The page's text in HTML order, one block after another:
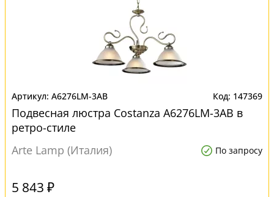
A6276LM-3AB 147369
Подвесная люстра Costanza A6276LM-3AB в
ретро-стиле
Arte Lamp (Италия)
По запросу
5 843 ₽